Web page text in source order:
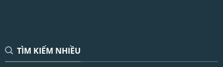
TÌM KIẾM NHIỀU